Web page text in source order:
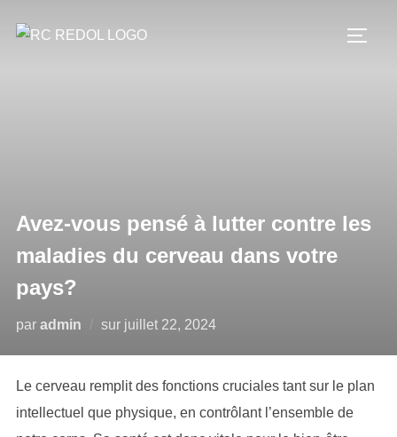
Avez-vous pensé à lutter contre les
maladies du cerveau dans votre
pays?
par admin sur juillet 22, 2024
Le cerveau remplit des fonctions cruciales tant sur le plan
intellectuel que physique, en contrôlant l’ensemble de